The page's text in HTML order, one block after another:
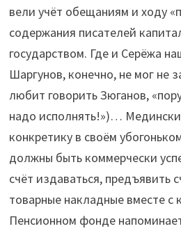
вели учёт обещаниям и ходу
содержания писателей
государством. Где и Серёжа
Шаргунов, конечно, не мог не
любит говорить Зюганов,
надо исполнять!»)…
конкретику в своём
должны быть коммерчески
счёт издаваться, предъявить
товарные накладные вместе с
Пенсионном фонде